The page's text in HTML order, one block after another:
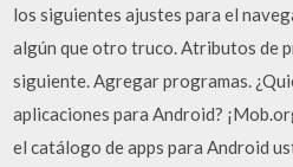
los siguientes ajustes para el
algún que otro truco. Atributos de
siguiente. Agregar programas.
aplicaciones para Android?
el catálogo de apps para Android